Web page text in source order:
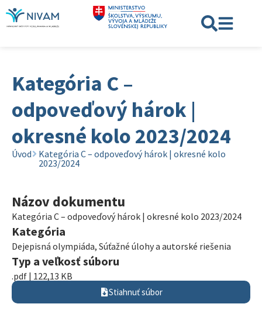
Kategória C –
odpoveďový hárok |
okresné kolo 2023/2024
Úvod
Kategória C – odpoveďový hárok | okresné kolo
2023/2024
Názov dokumentu
Kategória C – odpoveďový hárok | okresné kolo 2023/2024
Kategória
Dejepisná olympiáda, Súťažné úlohy a autorské riešenia
Typ a veľkosť súboru
.pdf | 122,13 KB
Stiahnuť súbor